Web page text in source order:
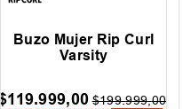
Buzo Mujer Rip Curl
Varsity
$119.999,00 $199.999,00